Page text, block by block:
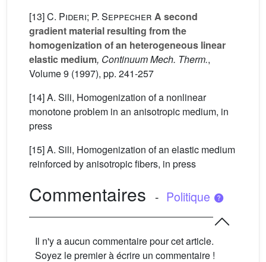
[13]C. Pideri; P. Seppecher A second
gradient material resulting from the
homogenization of an heterogeneous linear
elastic medium, Continuum Mech. Therm.,
Volume 9 (1997), pp. 241-257
[14] A. Sili, Homogenization of a nonlinear
monotone problem in an anisotropic medium, in
press
[15] A. Sili, Homogenization of an elastic medium
reinforced by anisotropic fibers, in press
Commentaires - Politique
Il n'y a aucun commentaire pour cet article.
Soyez le premier à écrire un commentaire !